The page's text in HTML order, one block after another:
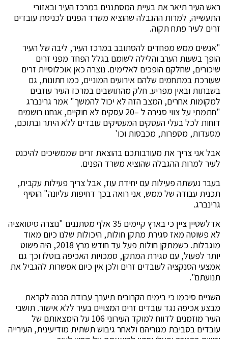
ראש העיר תיאר את בעיית המסתננים במרכז העיר ובאזורי
התעשייה, למרות ההגבלה שהוציא משרד הפנים לכניסת עובדים
זרים לעיר פתח תקוה.
"אנשים ממש מפחדים להסתובב במרכז העיר, ליבה של העיר
הופך בשעות הערב והלילה לשומם בגלל הפחד מפני זרים
שיכורים, שחלקם הופכים לאלימים. נוצרה כאן אוכלוסיית זרים
שעורכת במתחמים שלהם אירועים המוניים, כמו חתונות, גם
בשבתות ובאין מפריע. חלק מהתושבים במרכז העיר עוזבים
למקומות אחרים, המצב הזה לא יכול להמשך" אמר גרינברג
"חתמתי על צווי סגירה ל –20 עסקים לא חוקיים, אנחנו רושמים
דוחות לכל בעלי העסקים המעסיקים עובדים ללא היתר ובתוכם,
מסעדות, מספרות, מכבסות וכו'
אבל אני צריך את מעורבותכם בהוצאת זרים שממשיכים להיכנס
לעיר למרות ההגבלה שהוציא משרד הפנים.
בעבר נעשתה פעילות עם יחידת עוז, אבל צריך פעילות עקבית,
תכנית עבודה של ממש, אני רואה בכך דחיפות עליונה" הוסיף
גרינברג.
אדלשטיין ציין כי בארץ קיימים 35 אלף מסתננים "נוצרה סיטואציה
לא פשוטה מאז סגירת מתקן חולות, היכולות שלנו כיום מאוד
מוגבלות. כשמתקן חולות פעל עד חודש מרץ 2018, היה פשוט
יותר לפעול, עם סגירת המתקן, סמכויות האכיפה בוטלו וכך גם
אמצעי הסנקציה לעובדים זרים ולכן אין כיום אפשרות להגביל את
תנועתם".
השניים סיכמו כי בימים הקרובים תיערך עבודת הכנה לקראת
מבצע אכיפה נגד עובדים זרים המצויים בעיר ללא אישור. תושבי
העיר מוזמנים לדווח למוקד העירוני 106 על הימצאותם של
עובדים בסביבת מגוריהם ולאחר גיבוש תשתית מודיעינית, העירייה